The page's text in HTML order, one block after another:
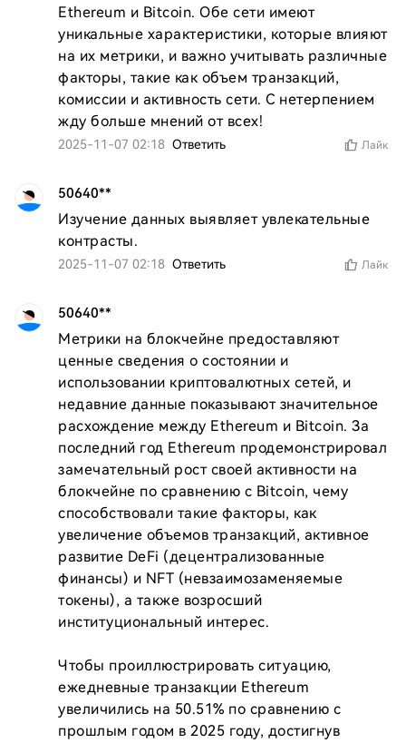
Ethereum и Bitcoin. Обе сети имеют
уникальные характеристики, которые влияют
на их метрики, и важно учитывать различные
факторы, такие как объем транзакций,
комиссии и активность сети. С нетерпением
жду больше мнений от всех!
2025-11-07 02:18 Ответить Лайк
50640**
Изучение данных выявляет увлекательные
контрасты.
2025-11-07 02:18 Ответить Лайк
50640**
Метрики на блокчейне предоставляют
ценные сведения о состоянии и
использовании криптовалютных сетей, и
недавние данные показывают значительное
расхождение между Ethereum и Bitcoin. За
последний год Ethereum продемонстрировал
замечательный рост своей активности на
блокчейне по сравнению с Bitcoin, чему
способствовали такие факторы, как
увеличение объемов транзакций, активное
развитие DeFi (децентрализованные
финансы) и NFT (невзаимозаменяемые
токены), а также возросший
институциональный интерес.
Чтобы проиллюстрировать ситуацию,
ежедневные транзакции Ethereum
увеличились на 50.51% по сравнению с
прошлым годом в 2025 году, достигнув